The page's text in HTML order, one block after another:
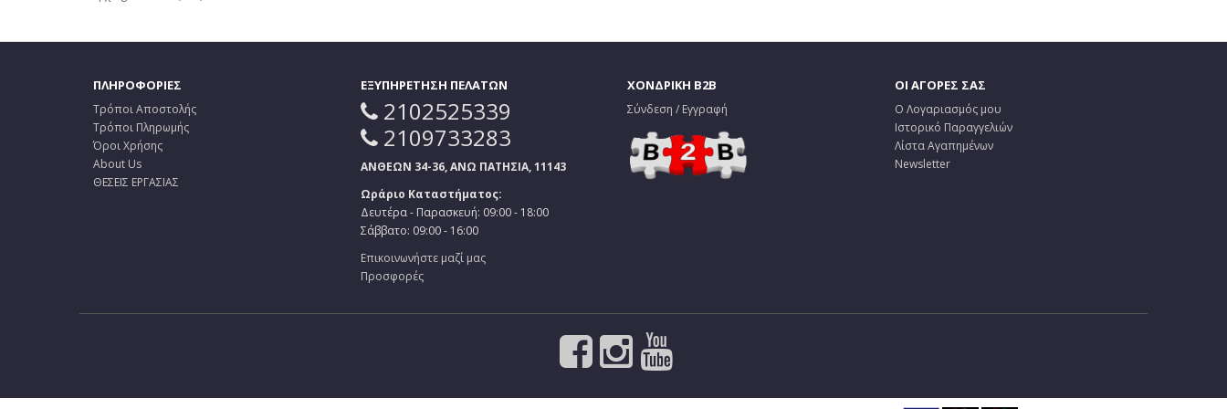
ΠΛΗΡΟΦΟΡΙΕΣ
Τρόποι Αποστολής
Τρόποι Πληρωμής
Όροι Χρήσης
About Us
ΘΕΣΕΙΣ ΕΡΓΑΣΙΑΣ
ΕΞΥΠΗΡΕΤΗΣΗ ΠΕΛΑΤΩΝ
2102525339
2109733283
ΑΝΘΕΩΝ 34-36, ΑΝΩ ΠΑΤΗΣΙΑ, 11143
Ωράριο Καταστήματος:
Δευτέρα - Παρασκευή: 09:00 - 18:00
Σάββατο: 09:00 - 16:00
Επικοινωνήστε μαζί μας
Προσφορές
ΧΟΝΔΡΙΚΗ B2B
Σύνδεση / Εγγραφή
ΟΙ ΑΓΟΡΕΣ ΣΑΣ
Ο Λογαριασμός μου
Ιστορικό Παραγγελιών
Λίστα Αγαπημένων
Newsletter